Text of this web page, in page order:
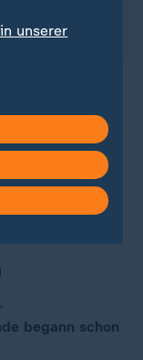
Xpress am
begann schon
unserer